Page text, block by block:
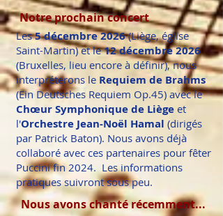
Notre prochain concert
Les5 décembre 2026(Liège, église
Saint-Martin) et le12 décembre 2026
(Bruxelles, lieu encore à définir), nous
interpréterons le Requiem de Brahms
(Ein Deutsches Requiem Op.45) avec le
Chœur Symphonique de Liège et
l'Orchestre Jean-Noël Hamal (dirigés
par Patrick Baton). Nous avons déjà
collaboré avec ces partenaires pour fêter
Puccini fin 2024. Les informations
pratiques suivront sous peu.
Nous avons chanté récemment...